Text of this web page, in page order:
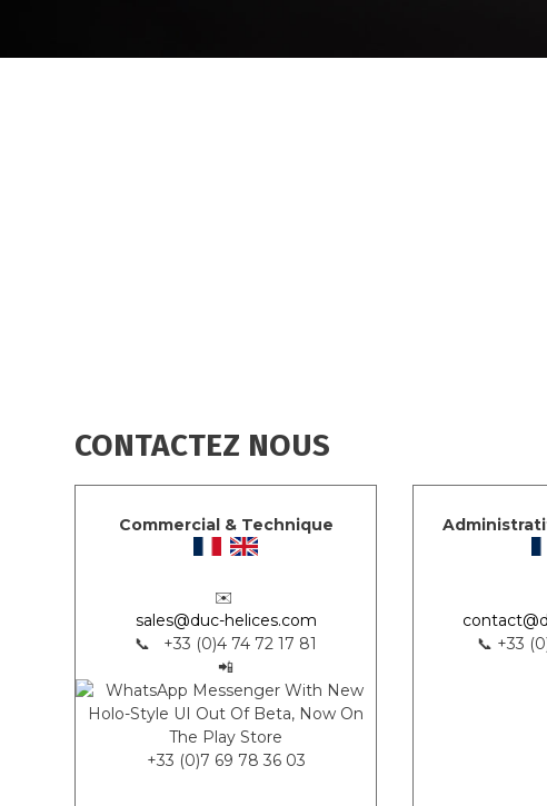
CONTACTEZ NOUS
Commercial & Technique
✉️
sales@duc-helices.com
📞 +33 (0)4 74 72 17 81
📲
+33 (0)7 69 78 36 03
📞 +33